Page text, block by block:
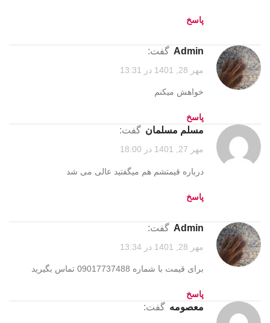
پاسخ
admin گفت:
مهر 28, 1401 در 13:31
خواهش میکنم
پاسخ
مسلم مسلمان گفت:
مهر 27, 1401 در 18:00
درباره قیمتشم هم میگفتید عالی می شد
پاسخ
admin گفت:
مهر 28, 1401 در 13:34
برای قیمت با شماره 09017737488 تماس بگیرید
پاسخ
معصومه گفت: